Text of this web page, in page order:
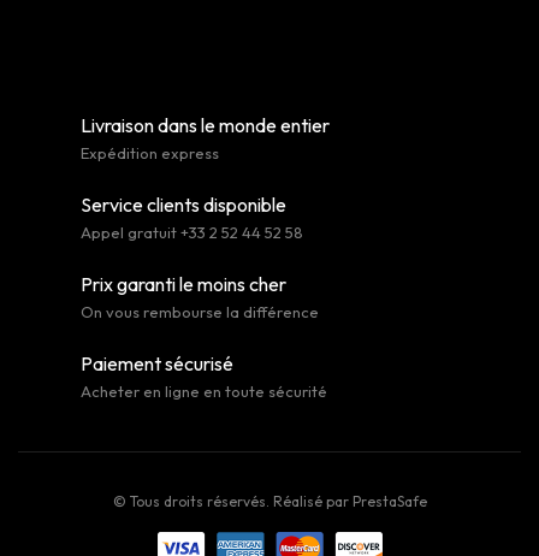
Livraison dans le monde entier
Expédition express
Service clients disponible
Appel gratuit +33 2 52 44 52 58
Prix garanti le moins cher
On vous rembourse la différence
Paiement sécurisé
Acheter en ligne en toute sécurité
© Tous droits réservés. Réalisé par PrestaSafe